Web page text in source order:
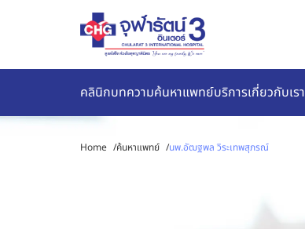
คลินิกบทความค้นหาแพทย์บริการเกี่ยวกับเรา
Home /ค้นหาแพทย์ /นพ.อัฒฐพล วิระเทพสุภรณ์